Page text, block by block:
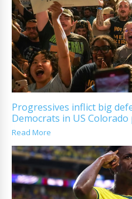
Progressives inflict big
Democrats in US
Read More